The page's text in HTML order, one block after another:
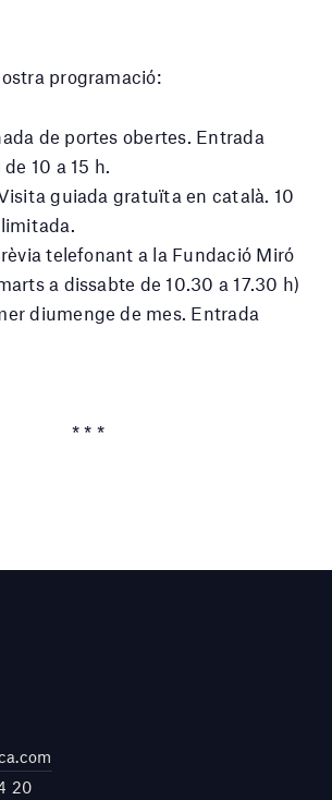
programació:
de portes obertes. Entrada
10 a 15 h.
guiada gratuïta en català. 10
telefonant a la Fundació Miró
a dissabte de 10.30 a 17.30 h)
diumenge de mes. Entrada
* * *
20